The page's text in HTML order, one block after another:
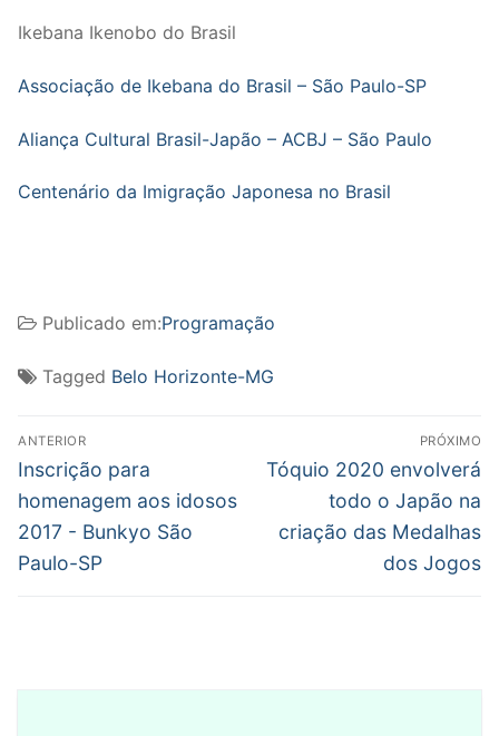
Ikebana Ikenobo do Brasil
Associação de Ikebana do Brasil – São Paulo-SP
Aliança Cultural Brasil-Japão – ACBJ – São Paulo
Centenário da Imigração Japonesa no Brasil
Publicado em:Programação
Tagged Belo Horizonte-MG
Navegação
de
Post
ANTERIOR
Post
anterior:
Inscrição para
homenagem aos idosos
2017 - Bunkyo São
Paulo-SP
PRÓXIMO
Próximo
Tóquio 2020 envolverá
todo o Japão na
criação das Medalhas
dos Jogos